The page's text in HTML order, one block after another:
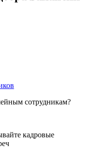
сотрудникам?
кадровые